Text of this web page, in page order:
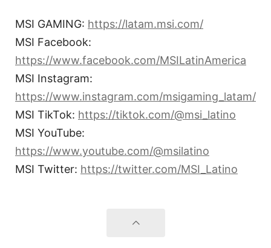
MSI GAMING: https://latam.msi.com/
MSI Facebook:
https://www.facebook.com/MSILatinAmerica
MSI Instagram:
https://www.instagram.com/msigaming_latam/
MSI TikTok: https://tiktok.com/@msi_latino
MSI YouTube:
https://www.youtube.com/@msilatino
MSI Twitter: https://twitter.com/MSI_Latino